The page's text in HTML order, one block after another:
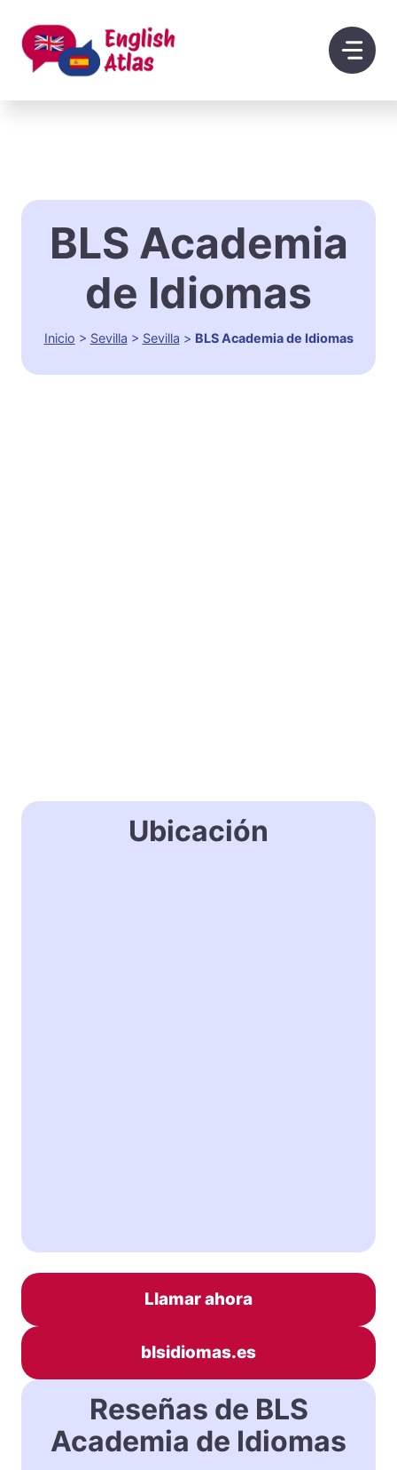
contenido
BLS Academia
de Idiomas
Inicio > Sevilla > Sevilla > BLS Academia de Idiomas
Ubicación
Llamar ahora
blsidiomas.es
Reseñas de BLS
Academia de Idiomas